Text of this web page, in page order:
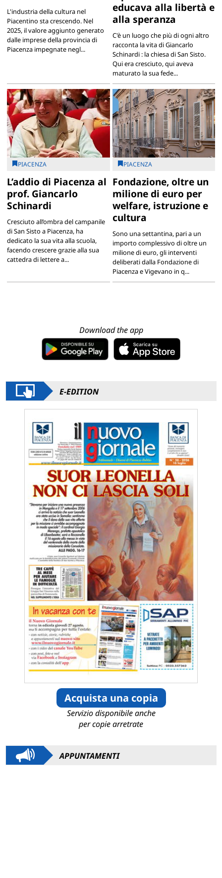
L'industria della cultura nel
Piacentino sta crescendo. Nel
2025, il valore aggiunto generato
dalle imprese della provincia di
Piacenza impegnate negl...
educava alla libertà e
alla speranza
C'è un luogo che più di ogni altro
racconta la vita di Giancarlo
Schinardi : la chiesa di San Sisto.
Qui era cresciuto, qui aveva
maturato la sua fede...
PIACENZA
L’addio di Piacenza al
prof. Giancarlo
Schinardi
Cresciuto all’ombra del campanile
di San Sisto a Piacenza, ha
dedicato la sua vita alla scuola,
facendo crescere grazie alla sua
cattedra di lettere a...
PIACENZA
Fondazione, oltre un
milione di euro per
welfare, istruzione e
cultura
Sono una settantina, pari a un
importo complessivo di oltre un
milione di euro, gli interventi
deliberati dalla Fondazione di
Piacenza e Vigevano in q...
Download the app
E-EDITION
Acquista una copia
Servizio disponibile anche
per copie arretrate
APPUNTAMENTI